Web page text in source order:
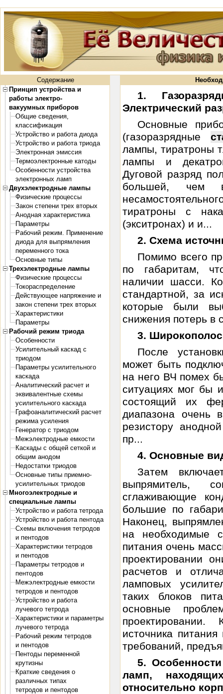
Содержание
Принцип устройства и
работы электро-
вакуумных приборов
Общие сведения,
классификация
Устройство и работа диода
Устройство и работа триода
Электронная эмиссия
Термоэлектронные катоды
Особенности устройства
электронных ламп
Двухэлектродные лампы
Физические процессы
Закон степени трех вторых
Анодная характеристика
Параметры
Рабочий режим. Применение
диода для выпрямления
переменного тока
Основные типы
Трехэлектродные лампы
Физические процессы
Токораспределение
Действующее напряжение и
закон степени трех вторых
Характеристики
Параметры
Рабочий режим триода
Особенности
Усилительный каскад с
триодом
Параметры усилительного
каскада
Аналитический расчет и
эквивалентные схемы
усилительного каскада
Графоаналитический расчет
режима усиления
Генератор с триодом
Межэлектродные емкости
Каскады с общей сеткой и
общим анодом
Недостатки триодов
Основные типы приемно-
усилительных триодов
Многоэлектродные и
специальные лампы
Устройство и работа тетрода
Устройство и работа пентода
Схемы включения тетродов
и пентодов
Характеристики тетродов
и пентодов
Параметры тетродов и
пентодов
Межэлектродные емкости
тетродов и пентодов
Устройство и работа
лучевого тетрода
Характеристики и параметры
лучевого тетрода
Рабочий режим тетродов
и пентодов
Пентоды переменной
крутизны
Краткие сведения о
различных типах
тетродов и пентодов
1.
Электрический
Основные
(газоразрядные
лампы, тиратроны
лампы и
Дуговой разряд
большей, чем
тиратроны с
(экситронах) и и...
2. Схема
Помимо всего
по габаритам,
наличии шасси.
стандартной, за
которые были
снижения потерь в
3.
После
может быть
на него ВЧ помех
ситуациях мог бы
состоящий их
диапазона очень
резистору
пр...
4. Основные
Затем
выпрямитель,
сглаживающие
большие по
Наконец,
на необходимые
питания очень
проектировании
расчетов и
ламповых
таких блоков
основные
проектировании.
источника
требований,
5.
ламп,
относительно